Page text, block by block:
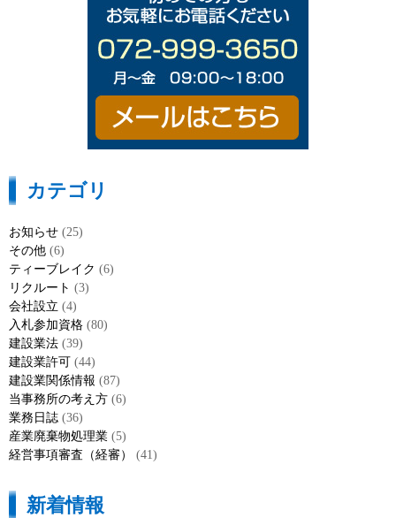
カテゴリ
お知らせ (25)
その他 (6)
ティーブレイク (6)
リクルート (3)
会社設立 (4)
入札参加資格 (80)
建設業法 (39)
建設業許可 (44)
建設業関係情報 (87)
当事務所の考え方 (6)
業務日誌 (36)
産業廃棄物処理業 (5)
経営事項審査（経審）
(41)
新着情報